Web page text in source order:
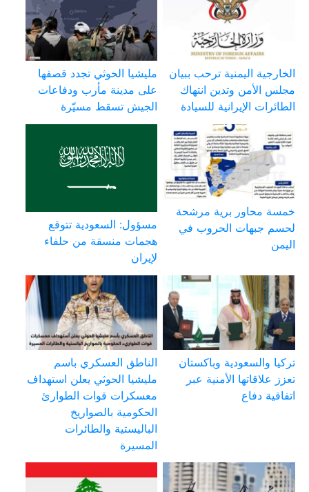
الخارجية اليمنية ترحب ببيان
مجلس الأمن وتدين انتهاك
الطائرات الإيرانية للسيادة
مليشيا الحوثي تجدد قصفها
على مدينة مأرب ودفاعات
الجيش تسقط مسيّرة
خمسة محاور برية مرشحة
لحسم جبهات الحروب في
اليمن
مسؤول: السعودية تتوقع
هجمات منسقة من حلفاء
لإيران
تركيا والسعودية وباكستان
تعزز علاقاتها الأمنية عبر
اتفاقية دفاع
الناطق العسكري باسم
مليشيا الحوثي يعلن استهداف
معسكرات قوات الطوارئ
الحكومية بالصواريخ
الباليستية والطائرات
المسيرة